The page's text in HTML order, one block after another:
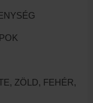
ZÖLD, FEHÉR,